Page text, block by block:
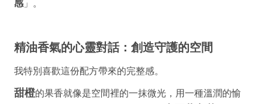
感」。
精油香氣的心靈對話：創造守護的空間
我特別喜歡這份配方帶來的完整感。
甜橙的果香就像是空間裡的一抹微光，用一種溫潤的愉